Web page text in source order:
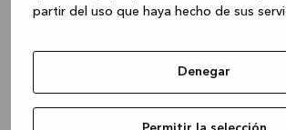
partir del uso que haya hecho de sus
Denegar
Application error: a client-side exception